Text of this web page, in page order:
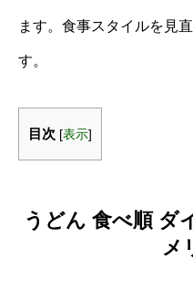
ます。食事スタイルを見
す。
目次 [表示]
うどん 食べ順 ダ
メ